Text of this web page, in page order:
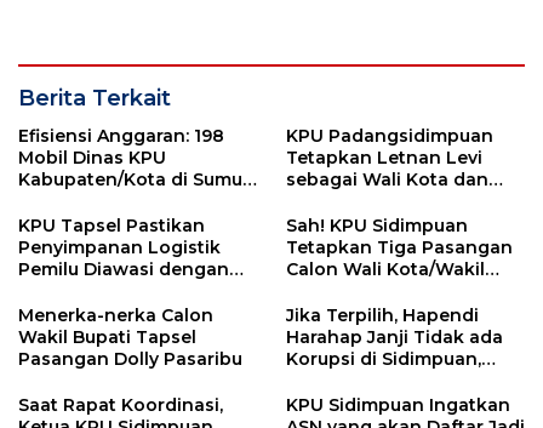
Berita Terkait
Efisiensi Anggaran: 198
Mobil Dinas KPU
Kabupaten/Kota di Sumut
KPU Padangsidimpuan
Tetapkan Letnan Levi
sebagai Wali Kota dan
KPU Tapsel Pastikan
Penyimpanan Logistik
Pemilu Diawasi dengan
Sah! KPU Sidimpuan
Tetapkan Tiga Pasangan
Calon Wali Kota/Wakil
Menerka-nerka Calon
Wakil Bupati Tapsel
Pasangan Dolly Pasaribu
Jika Terpilih, Hapendi
Harahap Janji Tidak ada
Korupsi di Sidimpuan,
Saat Rapat Koordinasi,
KPU Sidimpuan Ingatkan